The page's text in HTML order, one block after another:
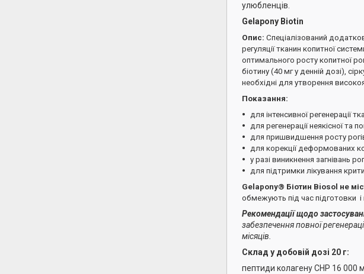
улюбленців.
Gelapony Biotin
Опис: Спеціалізований
регуляції тканин копитної
оптимального росту копитної
біотину (40 мг у денній дозі),
необхідні для утворення
Показання:
для інтенсивної регенерації
для регенерації неякісної та
для пришвидшення росту
для корекції деформованих
у разі виникнення загнівань
для підтримки лікування
Gelapony® Біотин Biosol не
обмежують під час підготовки і
Рекомендації щодо
забезпечення повної
місяців.
Склад у добовій дозі 20 г:
пептиди колагену CHP 16 000